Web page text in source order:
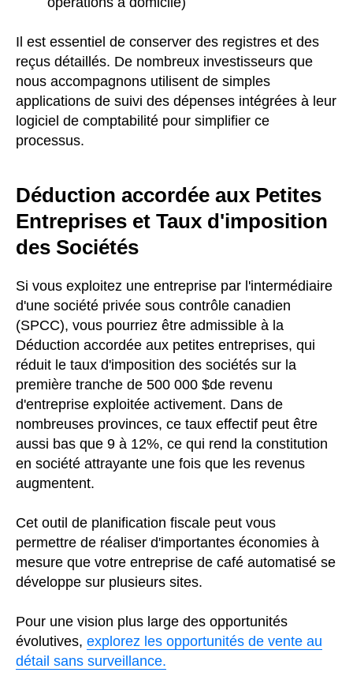
Il est essentiel de conserver des registres et des
reçus détaillés. De nombreux investisseurs que
nous accompagnons utilisent de simples
applications de suivi des dépenses intégrées à leur
logiciel de comptabilité pour simplifier ce
processus.
Déduction accordée aux Petites
Entreprises et Taux d'imposition
des Sociétés
Si vous exploitez une entreprise par l'intermédiaire
d'une société privée sous contrôle canadien
(SPCC), vous pourriez être admissible à la
Déduction accordée aux petites entreprises, qui
réduit le taux d'imposition des sociétés sur la
première tranche de 500 000 $de revenu
d'entreprise exploitée activement. Dans de
nombreuses provinces, ce taux effectif peut être
aussi bas que 9 à 12%, ce qui rend la constitution
en société attrayante une fois que les revenus
augmentent.
Cet outil de planification fiscale peut vous
permettre de réaliser d'importantes économies à
mesure que votre entreprise de café automatisé se
développe sur plusieurs sites.
Pour une vision plus large des opportunités
évolutives, explorez les opportunités de vente au
détail sans surveillance.